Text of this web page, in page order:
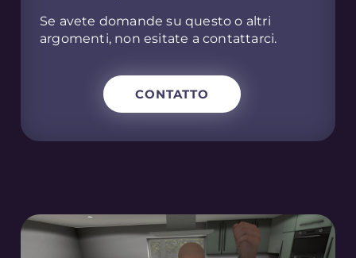
Se avete domande su questo o altri
argomenti, non esitate a contattarci.
CONTATTO